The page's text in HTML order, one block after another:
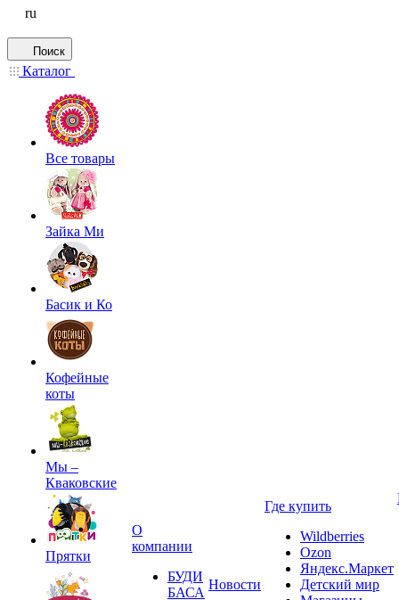
ru
Поиск
Каталог
Все товары
Зайка Ми
Басик и Ко
Кофейные
коты
Мы –
Кваковские
Прятки
О
компании
БУДИ
БАСА
Новости
Где купить
Wildberries
Ozon
Яндекс.Маркет
Детский мир